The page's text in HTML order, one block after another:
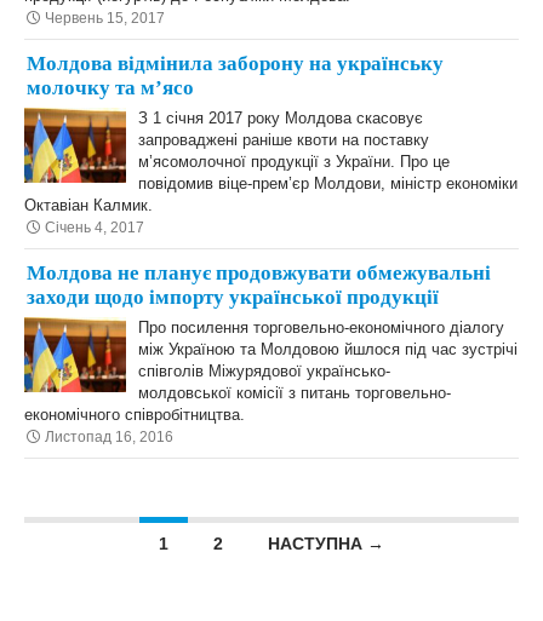
Червень 15, 2017
Молдова відмінила заборону на українську
молочку та м’ясо
З 1 січня 2017 року Молдова скасовує
запроваджені раніше квоти на поставку
м’ясомолочної продукції з України. Про це
повідомив віце-прем’єр Молдови, міністр економіки
Октавіан Калмик.
Січень 4, 2017
Молдова не планує продовжувати обмежувальні
заходи щодо імпорту української продукції
Про посилення торговельно-економічного діалогу
між Україною та Молдовою йшлося під час зустрічі
співголів Міжурядової українсько-
молдовської комісії з питань торговельно-
економічного співробітництва.
Листопад 16, 2016
Posts navigation
1 2 НАСТУПНА →